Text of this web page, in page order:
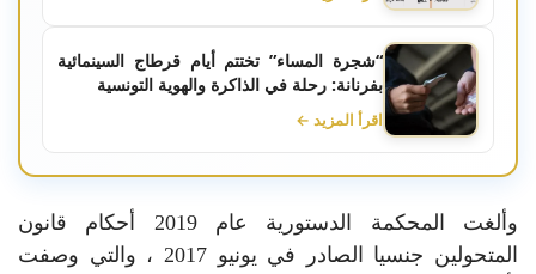
“شجرة المساء” تختتم أيام قرطاج السينمائية
بفرنانة: رحلة في الذاكرة والهوية التونسية
اقرأ المزيد ←
وألغت المحكمة الدستورية عام 2019 أحكام قانون
المتحولين جنسيا الصادر في يونيو 2017 ، والتي وصفت